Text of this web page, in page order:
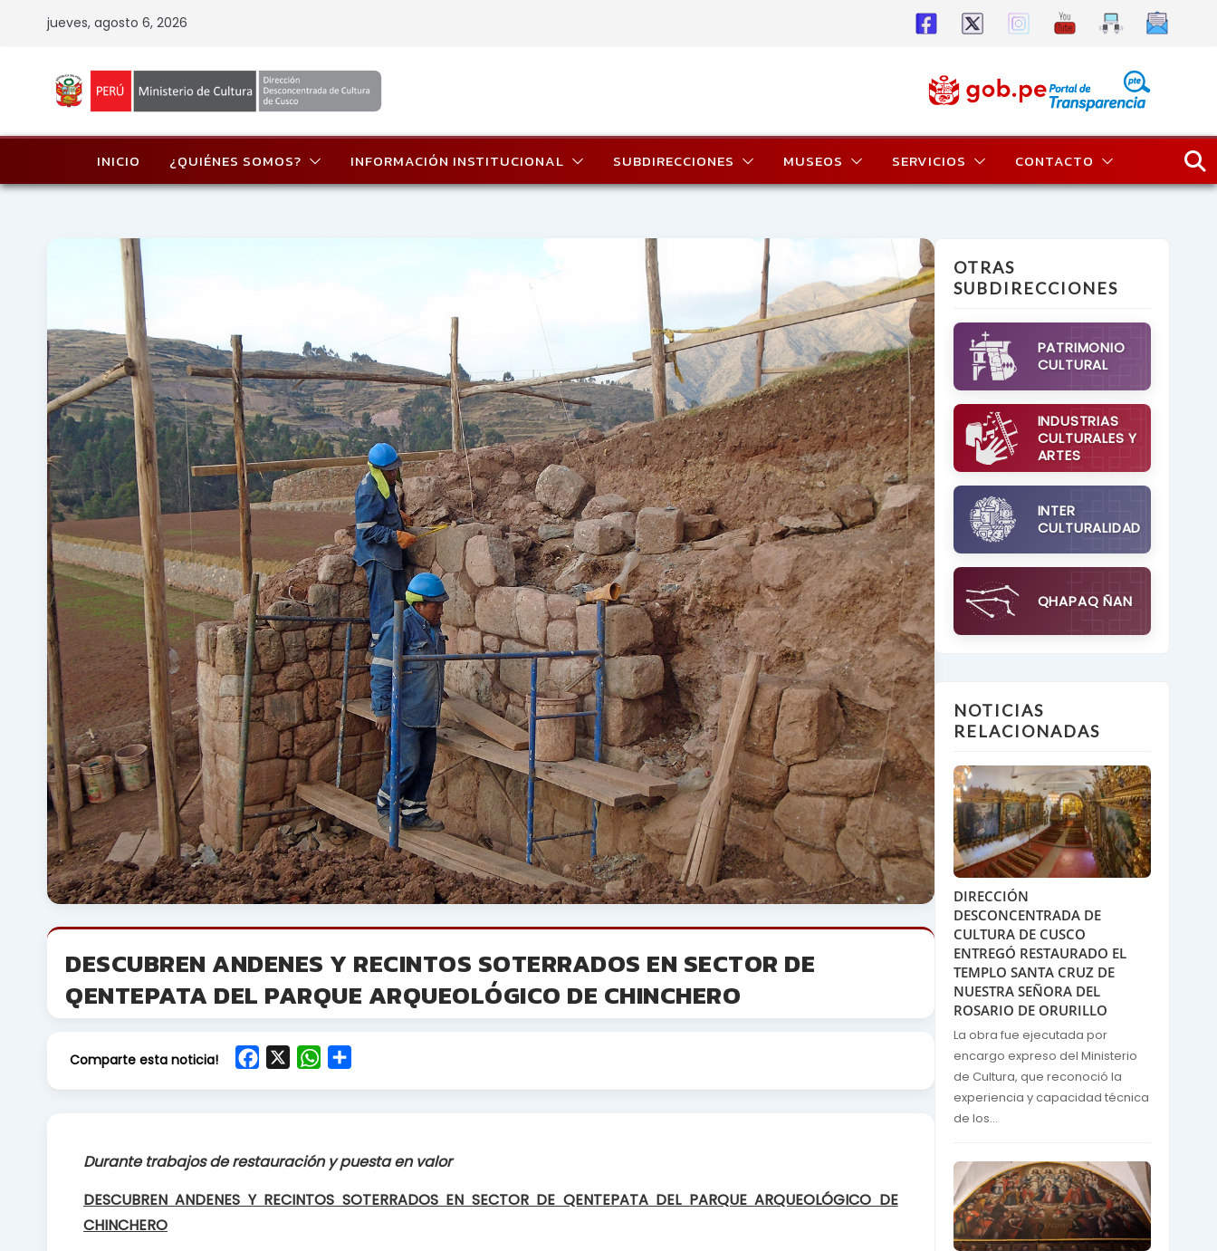
jueves, agosto 6, 2026
INICIO ¿QUIÉNES SOMOS? INFORMACIÓN INSTITUCIONAL SUBDIRECCIONES MUSEOS SERVICIOS CONTACTO
DESCUBREN ANDENES Y RECINTOS SOTERRADOS EN SECTOR DE
QENTEPATA DEL PARQUE ARQUEOLÓGICO DE CHINCHERO
Comparte esta noticia!
o
o
W
A
p
Durante trabajos de restauración y puesta en valor
DESCUBREN ANDENES Y RECINTOS SOTERRADOS EN SECTOR DE QENTEPATA DEL PARQUE ARQUEOLÓGICO DE
CHINCHERO
OTRAS
SUBDIRECCIONES
PATRIMONIO
CULTURAL
INDUSTRIAS
CULTURALES Y
ARTES
INTER
CULTURALIDAD
QHAPAQ ÑAN
NOTICIAS
RELACIONADAS
DIRECCIÓN
DESCONCENTRADA DE
CULTURA DE CUSCO
ENTREGÓ RESTAURADO EL
TEMPLO SANTA CRUZ DE
NUESTRA SEÑORA DEL
ROSARIO DE ORURILLO
La obra fue ejecutada por
encargo expreso del Ministerio
de Cultura, que reconoció la
experiencia y capacidad técnica
de los...